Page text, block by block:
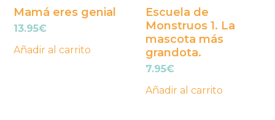
Mamá eres genial
13.95€
Añadir al carrito
Escuela de
Monstruos 1. La
mascota más
grandota.
7.95€
Añadir al carrito